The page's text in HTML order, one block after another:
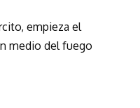
empieza el
medio del fuego